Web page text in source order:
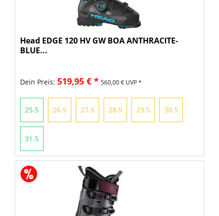
Head EDGE 120 HV GW BOA ANTHRACITE-
BLUE...
Dein Preis: 519,95 € * 560,00 € UVP *
25.5 26.5 27.5 28.5 29.5 30.5
31.5